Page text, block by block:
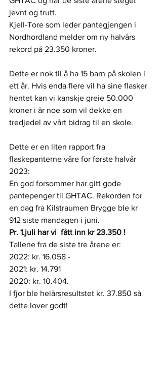
jevnt og trutt.
Kjell-Tore som leder pantegjengen i
Nordhordland melder om ny halvårs
rekord på 23.350 kroner.
Dette er nok til å ha 15 barn på skolen i
ett år. Hvis enda flere vil ha sine flasker
hentet kan vi kanskje greie 50.000
kroner i år noe som vil dekke en
tredjedel av vårt bidrag til en skole.
Dette er en liten rapport fra
flaskepanterne våre for første halvår
2023:
En god forsommer har gitt gode
pantepenger til GHTAC. Rekorden for
en dag fra Kilstraumen Brygge ble kr
912 siste mandagen i juni.
Pr. 1.juli har vi  fått inn kr 23.350 !
Tallene fra de siste tre årene er:
2022: kr. 16.058 -
2021: kr. 14.791
2020: kr. 10.404.
I fjor ble helårsresultstet kr. 37.850 så
dette lover godt!